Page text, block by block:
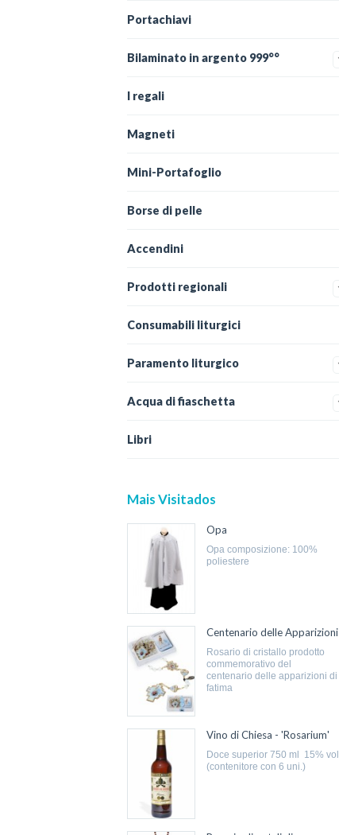
Portachiavi
Bilaminato in argento 999°°
I regali
Magneti
Mini-Portafoglio
Borse di pelle
Accendini
Prodotti regionali
Consumabili liturgici
Paramento liturgico
Acqua di fiaschetta
Libri
Mais Visitados
Opa
opa composizione: 100%
poliestere
Centenario delle Apparizioni
rosario di cristallo prodotto
commemorativo del
centenario delle apparizioni di
fatima
Vino di Chiesa - 'Rosarium'
doce superior 750 ml 15% vol.
(contenitore con 6 uni.)